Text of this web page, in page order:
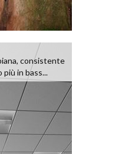
consistente
in bass...